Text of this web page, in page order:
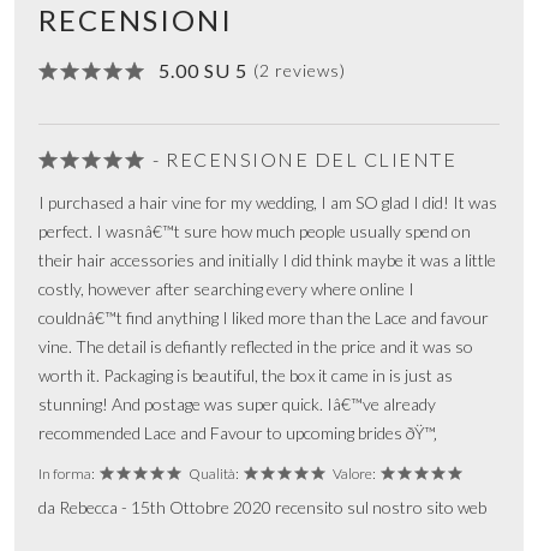
RECENSIONI
5.00 SU 5 (2 reviews)
- RECENSIONE DEL CLIENTE
I purchased a hair vine for my wedding, I am SO glad I did! It was
perfect. I wasnâ€™t sure how much people usually spend on
their hair accessories and initially I did think maybe it was a little
costly, however after searching every where online I
couldnâ€™t find anything I liked more than the Lace and favour
vine. The detail is defiantly reflected in the price and it was so
worth it. Packaging is beautiful, the box it came in is just as
stunning! And postage was super quick. Iâ€™ve already
recommended Lace and Favour to upcoming brides ðŸ™‚
In forma: Qualità: Valore:
da Rebecca - 15th Ottobre 2020 recensito sul nostro sito web